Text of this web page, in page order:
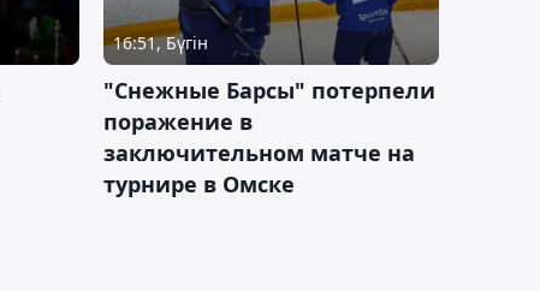
16:51, Бүгін
"Снежные Барсы" потерпели
поражение в
заключительном матче на
турнире в Омске